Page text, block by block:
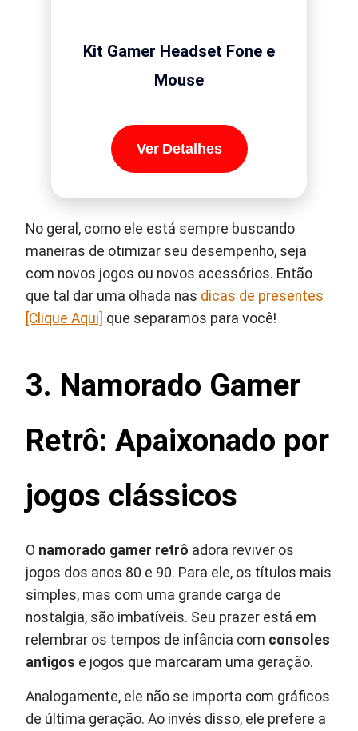
Kit Gamer Headset Fone e
Mouse
Ver Detalhes
No geral, como ele está sempre buscando
maneiras de otimizar seu desempenho, seja
com novos jogos ou novos acessórios. Então
que tal dar uma olhada nas dicas de presentes
[Clique Aqui] que separamos para você!
3. Namorado Gamer
Retrô: Apaixonado por
jogos clássicos
O namorado gamer retrô adora reviver os
jogos dos anos 80 e 90. Para ele, os títulos mais
simples, mas com uma grande carga de
nostalgia, são imbatíveis. Seu prazer está em
relembrar os tempos de infância com consoles
antigos e jogos que marcaram uma geração.
Analogamente, ele não se importa com gráficos
de última geração. Ao invés disso, ele prefere a